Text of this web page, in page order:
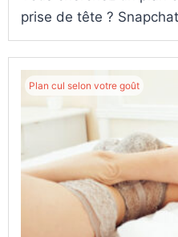
prise de tête ?
Plan cul selon votre goût